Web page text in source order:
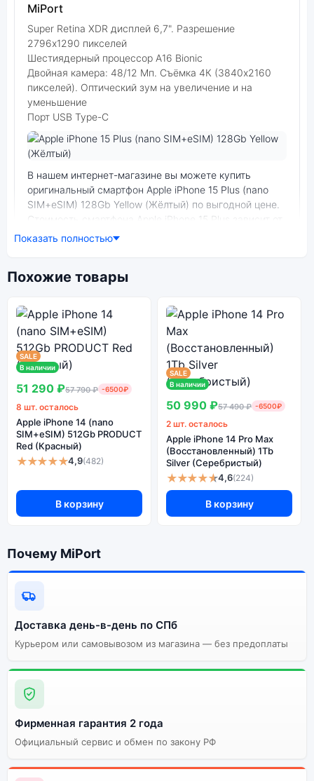
MiPort
Super Retina XDR дисплей 6,7". Разрешение
2796x1290 пикселей
Шестиядерный процессор A16 Bionic
Двойная камера: 48/12 Мп. Съёмка 4К (3840x2160
пикселей). Оптический зум на увеличение и на
уменьшение
Порт USB Type-C
В нашем интернет-магазине вы можете купить
оригинальный смартфон Apple iPhone 15 Plus (nano
SIM+eSIM) 128Gb Yellow (Жёлтый) по выгодной цене.
Стоимость смартфона Apple iPhone 15 Plus зависит от
выбранной модификации.
Yellow (Жёлтый) — удачное сочетание цены,
разных конфигурациях и цветах — выбирайте под
свои задачи.
Ознакомиться с детальными характеристиками Apple
iPhone 15 Plus (nano SIM+eSIM) 128Gb Yellow (Жёлтый)
можно ниже, в разделе «Характеристики». Если
выбранной конфигурации нет в наличии — оформите
заказ на сайте, и мы привезём её в кратчайшие
сроки. Доступна экспресс-доставка по Санкт-
Петербургу и самовывоз.
Почему стоит купить смартфон
Энергоемкий
Высокое качество
сборки
Стоимость смартфона
(nano SIM+eSIM) 128Gb
Yellow (Жёлтый)
смартфона Apple iPhone 15 Plus (nano SIM+eSIM)
Показать полностью
Похожие товары
SALE
В наличии
51 290 ₽57 790 ₽ -6500₽
8 шт. осталось
Apple iPhone 14 (nano
SIM+eSIM) 512Gb PRODUCT
Red (Красный)
★★★★★4,9(482)
В корзину
SALE
В наличии
50 990 ₽57 490 ₽ -6500₽
2 шт. осталось
Apple iPhone 14 Pro Max
(Восстановленный) 1Tb
Silver (Серебристый)
★★★★★4,6(224)
В корзину
Почему MiPort
Доставка день-в-день по СПб
Курьером или самовывозом из магазина — без предоплаты
Фирменная гарантия 2 года
Официальный сервис и обмен по закону РФ